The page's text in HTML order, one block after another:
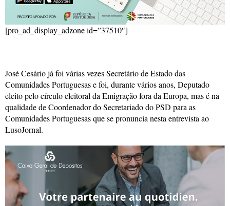
[pro_ad_display_adzone id=”37510″]
José Cesário já foi várias vezes Secretário de Estado das
Comunidades Portuguesas e foi, durante vários anos, Deputado
eleito pelo círculo eleitoral da Emigração fora da Europa, mas é na
qualidade de Coordenador do Secretariado do PSD para as
Comunidades Portuguesas que se pronuncia nesta entrevista ao
LusoJornal.